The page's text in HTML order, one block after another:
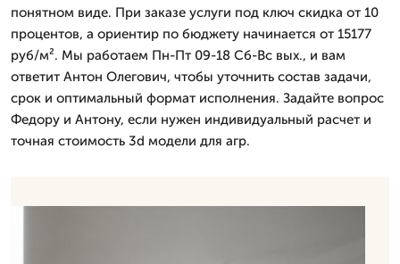
понятном виде. При заказе услуги под ключ скидка от 10
процентов, а ориентир по бюджету начинается от 15177
руб/м². Мы работаем Пн-Пт 09-18 Сб-Вс вых., и вам
ответит Антон Олегович, чтобы уточнить состав задачи,
срок и оптимальный формат исполнения. Задайте вопрос
Федору и Антону, если нужен индивидуальный расчет и
точная стоимость 3d модели для агр.